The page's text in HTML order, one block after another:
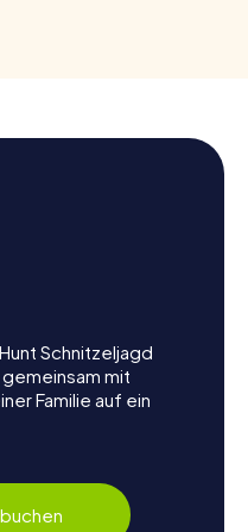
Schnitzeljagd
mit
Familie auf ein